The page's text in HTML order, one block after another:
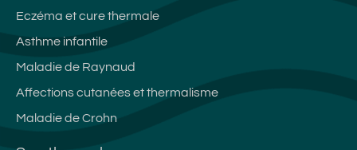
Eczéma et cure thermale
Asthme infantile
Maladie de Raynaud
Affections cutanées et thermalisme
Maladie de Crohn